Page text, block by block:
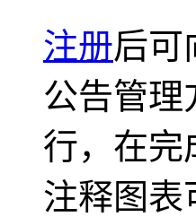
注册后可
公告管理
行，在完
注释图表